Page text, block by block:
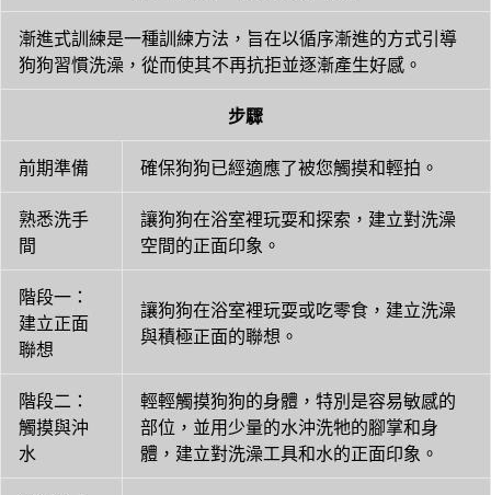
漸進式訓練是一種訓練方法，旨在以循序漸進的方式引導
狗狗習慣洗澡，從而使其不再抗拒並逐漸產生好感。
步驟
前期準備 確保狗狗已經適應了被您觸摸和輕拍。
熟悉洗手
間
讓狗狗在浴室裡玩耍和探索，建立對洗澡
空間的正面印象。
階段一：
建立正面
聯想
讓狗狗在浴室裡玩耍或吃零食，建立洗澡
與積極正面的聯想。
階段二：
觸摸與沖
水
輕輕觸摸狗狗的身體，特別是容易敏感的
部位，並用少量的水沖洗牠的腳掌和身
體，建立對洗澡工具和水的正面印象。